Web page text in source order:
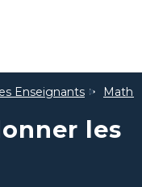
Enseignants
les